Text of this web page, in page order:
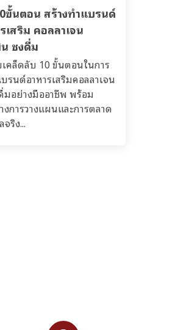
ขั้นตอน สร้างทำแบรนด์
เสริม คอลลาเจน
ชงดื่ม
คล็ดลับ 10 ขั้นตอนในการ
รนด์อาหารเสริมคอลลาเจน
มอย่างมืออาชีพ พร้อม
งการวางแผนและการตลาด
ริง...